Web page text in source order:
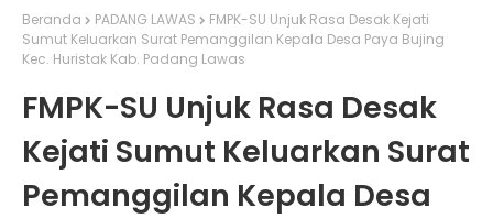
Beranda PADANG LAWAS
FMPK-SU Unjuk Rasa Desak Kejati
Sumut Keluarkan Surat Pemanggilan Kepala Desa Paya Bujing
Kec. Huristak Kab. Padang Lawas
FMPK-SU Unjuk Rasa Desak
Kejati Sumut Keluarkan Surat
Pemanggilan Kepala Desa